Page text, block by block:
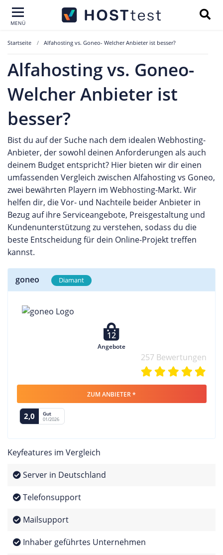
MENÜ
Startseite Alfahosting vs. Goneo- Welcher Anbieter ist besser?
Alfahosting vs. Goneo-
Welcher Anbieter ist
besser?
Bist du auf der Suche nach dem idealen Webhosting-
Anbieter, der sowohl deinen Anforderungen als auch
deinem Budget entspricht? Hier bieten wir dir einen
umfassenden Vergleich zwischen Alfahosting vs Goneo,
zwei bewährten Playern im Webhosting-Markt. Wir
helfen dir, die Vor- und Nachteile beider Anbieter in
Bezug auf ihre Serviceangebote, Preisgestaltung und
Kundenunterstützung zu verstehen, sodass du die
beste Entscheidung für dein Online-Projekt treffen
kannst.
goneo Diamant
12
Angebote
257 Bewertungen
ZUM ANBIETER *
2,0 Gut
01/2026
Keyfeatures im Vergleich
Server in Deutschland
Telefonsupport
Mailsupport
Inhaber geführtes Unternehmen